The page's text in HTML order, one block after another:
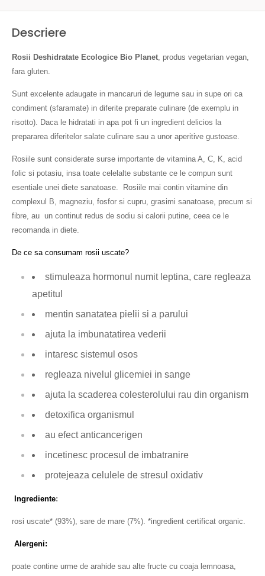
Descriere
Rosii Deshidratate Ecologice Bio Planet , produs vegetarian vegan,
fara gluten.
Sunt excelente adaugate in mancaruri de legume sau in supe ori ca
condiment (sfaramate) in diferite preparate culinare (de exemplu in
risotto). Daca le hidratati in apa pot fi un ingredient delicios la
prepararea diferitelor salate culinare sau a unor aperitive gustoase.
Rosiile sunt considerate surse importante de vitamina A, C, K, acid
folic si potasiu, insa toate celelalte substante ce le compun sunt
esentiale unei diete sanatoase. Rosiile mai contin vitamine din
complexul B, magneziu, fosfor si cupru, grasimi sanatoase, precum si
fibre, au un continut redus de sodiu si calorii putine, ceea ce le
recomanda in diete.
De ce sa consumam rosii uscate?
stimuleaza hormonul numit leptina, care regleaza
apetitul
mentin sanatatea pielii si a parului
ajuta la imbunatatirea vederii
intaresc sistemul osos
regleaza nivelul glicemiei in sange
ajuta la scaderea colesterolului rau din organism
detoxifica organismul
au efect anticancerigen
incetinesc procesul de imbatranire
protejeaza celulele de stresul oxidativ
Ingrediente:
rosi uscate* (93%), sare de mare (7%). *ingredient certificat organic.
Alergeni:
poate contine urme de arahide sau alte fructe cu coaja lemnoasa,